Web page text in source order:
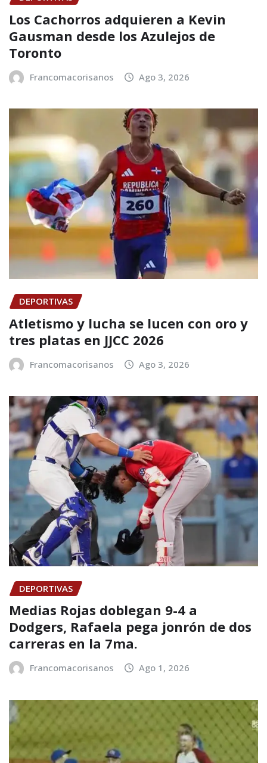
Los Cachorros adquieren a Kevin
Gausman desde los Azulejos de
Toronto
Francomacorisanos Ago 3, 2026
DEPORTIVAS
Atletismo y lucha se lucen con oro y
tres platas en JJCC 2026
Francomacorisanos Ago 3, 2026
DEPORTIVAS
Medias Rojas doblegan 9-4 a
Dodgers, Rafaela pega jonrón de dos
carreras en la 7ma.
Francomacorisanos Ago 1, 2026